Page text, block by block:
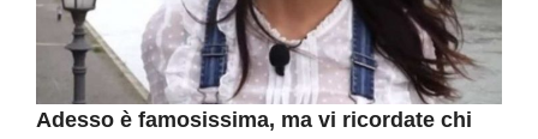
Adesso è famosissima, ma vi ricordate chi